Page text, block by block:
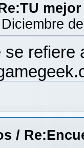
se refiere
/